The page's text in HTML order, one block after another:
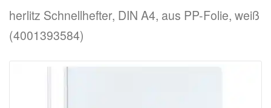
herlitz Schnellhefter, DIN A4, aus PP-Folie, weiß
(4001393584)